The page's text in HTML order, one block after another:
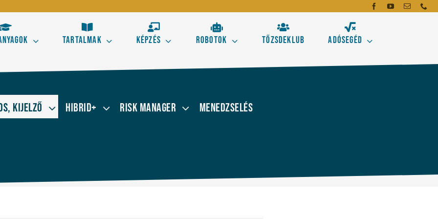
Kezdő
aranyszabályai
Haladó
Szörf Mini
Tartalmak Képzés Robotok Tőzsdeklub Adósegéd
Kijelző Hibrid+ Risk Manager Menedzselés